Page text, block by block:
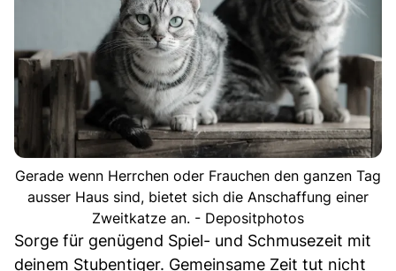
Gerade wenn Herrchen oder Frauchen den ganzen Tag
ausser Haus sind, bietet sich die Anschaffung einer
Zweitkatze an. - Depositphotos
Sorge für genügend Spiel- und Schmusezeit mit
deinem Stubentiger. Gemeinsame Zeit tut nicht